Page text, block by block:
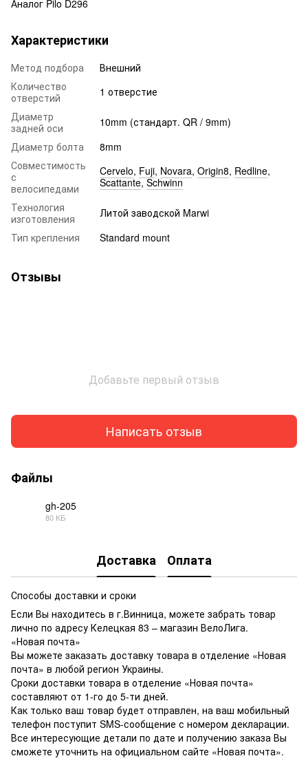
Аналог Pilo D296
Характеристики
Метод подбора
Внешний
Количество
отверстий
1 отверстие
Диаметр
задней оси
10mm (стандарт. QR / 9mm)
Диаметр болта
8mm
Совместимость
с
велосипедами
Cervelo, Fuji, Novara, Origin8, Redline,
Scattante,Schwinn
Технология
изготовления
Литой заводской Marwi
Тип крепления
Standard mount
Отзывы
Добавьте первый отзыв
Написать отзыв
Файлы
gh-205
80 КБ
Доставка Оплата
Способы доставки и сроки
Если Вы находитесь в г.Винница, можете забрать товар
лично по адресу Келецкая 83 – магазин ВелоЛига.
«Новая почта»
Вы можете заказать доставку товара в отделение «Новая
почта» в любой регион Украины.
Сроки доставки товара в отделение «Новая почта»
составляют от 1-го до 5-ти дней.
Как только ваш товар будет отправлен, на ваш мобильный
телефон поступит SMS-сообщение с номером декларации.
Все интересующие детали по дате и получению заказа Вы
сможете уточнить на официальном сайте «Новая почта».